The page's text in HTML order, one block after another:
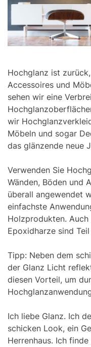
Hochglanz ist
Accessoires und
sehen wir eine
wir
Möbeln und sogar
das glänzende neue
Verwenden Sie
Wänden, Böden und
überall angewendet
einfachste
Holzprodukten.
Epoxidharze sind
Tipp: Neben dem
der Glanz Licht
diesen Vorteil, um
Ich liebe Glanz. Ich
schicken Look, ein
Herrenhaus. Ich